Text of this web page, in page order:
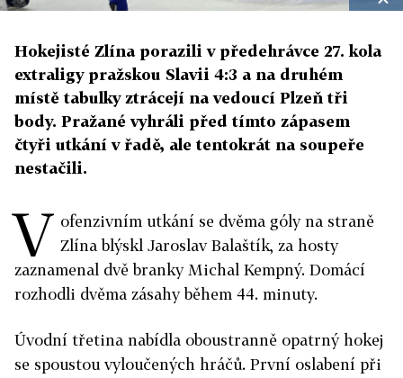
Hokejisté Zlína porazili v předehrávce 27. kola
extraligy pražskou Slavii 4:3 a na druhém
místě tabulky ztrácejí na vedoucí Plzeň tři
body. Pražané vyhráli před tímto zápasem
čtyři utkání v řadě, ale tentokrát na soupeře
nestačili.
V ofenzivním utkání se dvěma góly na straně
Zlína blýskl Jaroslav Balaštík, za hosty
zaznamenal dvě branky Michal Kempný. Domácí
rozhodli dvěma zásahy během 44. minuty.
Úvodní třetina nabídla oboustranně opatrný hokej
se spoustou vyloučených hráčů. První oslabení při